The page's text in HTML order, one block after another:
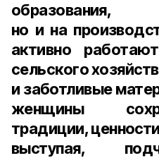
но и на
активно
сельского
и заботливые
женщины
традиции,
выступая,